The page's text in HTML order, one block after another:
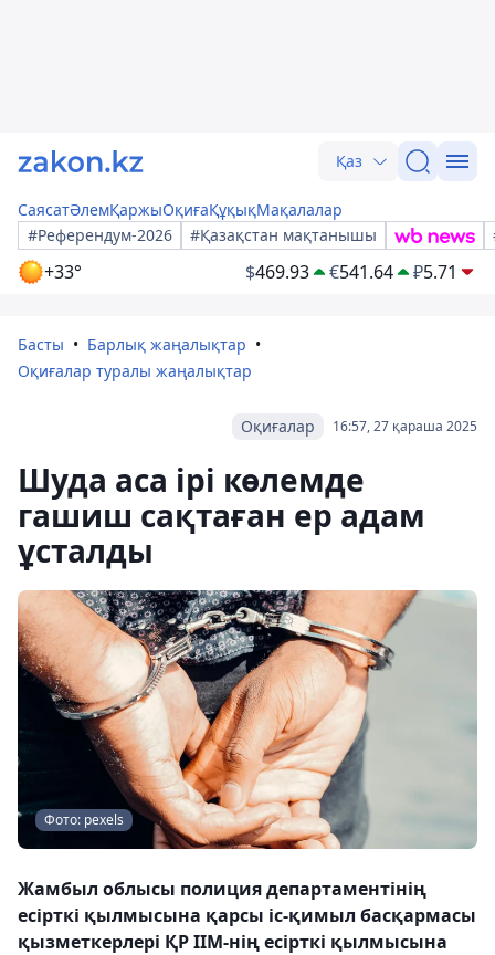
Қаз
СаясатӘлемҚаржыОқиғаҚұқықМақалалар
#Референдум-2026
#Қазақстан мақтанышы
+33° $469.93 €541.64 ₽5.71
Басты
Барлық жаңалықтар
Оқиғалар туралы жаңалықтар
16:57, 27 қараша 2025
Оқиғалар
Шуда аса ірі көлемде
гашиш сақтаған ер адам
ұсталды
Фото: pexels
Жамбыл облысы полиция департаментінің
есірткі қылмысына қарсы іс-қимыл басқармасы
қызметкерлері ҚР ІІМ-нің есірткі қылмысына